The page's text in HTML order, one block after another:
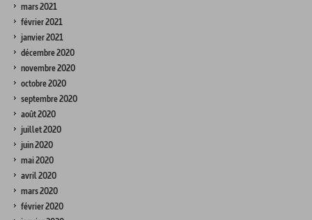
mars 2021
février 2021
janvier 2021
décembre 2020
novembre 2020
octobre 2020
septembre 2020
août 2020
juillet 2020
juin 2020
mai 2020
avril 2020
mars 2020
février 2020